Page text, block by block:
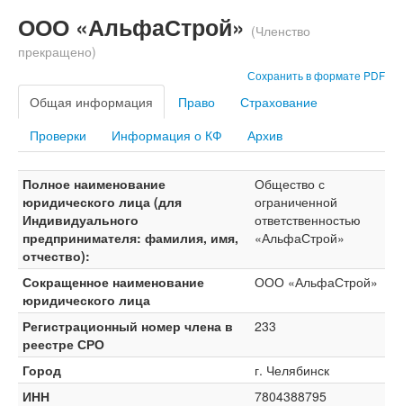
ООО «АльфаСтрой» (Членство
прекращено)
Сохранить в формате PDF
Общая информация Право
Страхование
Проверки
Информация о КФ Архив
Полное наименование
юридического лица (для
Индивидуального
предпринимателя: фамилия, имя,
отчество):
Общество с
ограниченной
ответственностью
«АльфаСтрой»
Сокращенное наименование
юридического лица
ООО «АльфаСтрой»
Регистрационный номер члена в
реестре СРО
233
Город
г. Челябинск
ИНН
7804388795